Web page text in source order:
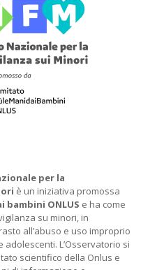
per la
è un iniziativa promossa
bambini ONLUS e ha come
su minori, in
all’abuso e uso improprio
L’Osservatorio si
scientifico della Onlus e